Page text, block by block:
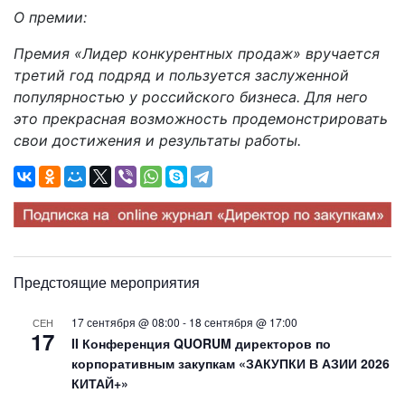
О премии:
Премия «Лидер конкурентных продаж» вручается
третий год подряд и пользуется заслуженной
популярностью у российского бизнеса. Для него
это прекрасная возможность продемонстрировать
свои достижения и результаты работы.
Предстоящие мероприятия
СЕН
17
17 сентября @ 08:00 - 18 сентября @ 17:00
II Конференция QUORUM директоров по
корпоративным закупкам «ЗАКУПКИ В АЗИИ 2026
КИТАЙ+»